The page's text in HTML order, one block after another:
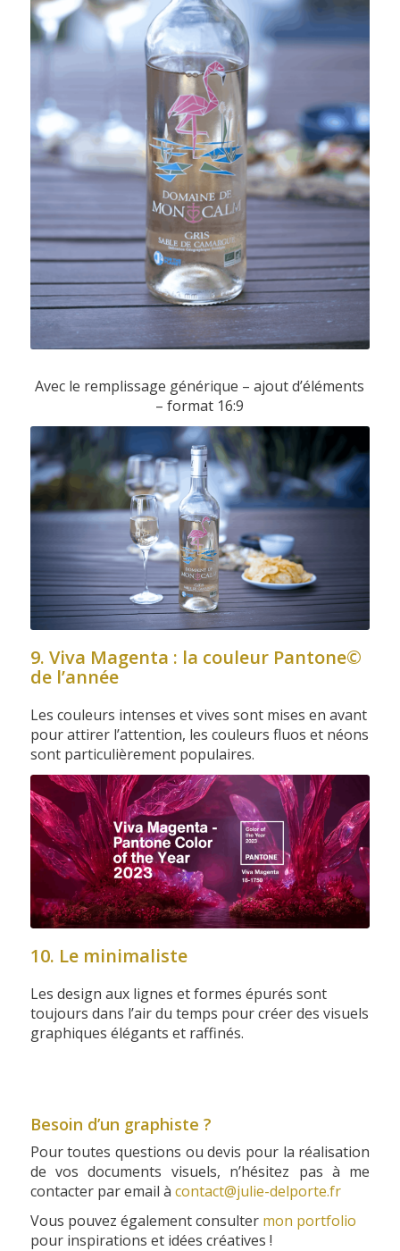
Avec le remplissage générique – ajout d’éléments
– format 16:9
9. Viva Magenta : la couleur Pantone©
de l’année
Les couleurs intenses et vives sont mises en avant
pour attirer l’attention, les couleurs fluos et néons
sont particulièrement populaires.
10. Le minimaliste
Les design aux lignes et formes épurés sont
toujours dans l’air du temps pour créer des visuels
graphiques élégants et raffinés.
Besoin d’un graphiste ?
Pour toutes questions ou devis pour la réalisation
de vos documents visuels, n’hésitez pas à me
contacter par email à contact@julie-delporte.fr
Vous pouvez également consulter mon portfolio
pour inspirations et idées créatives !